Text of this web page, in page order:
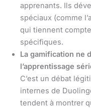
apprenants. Ils
spéciaux (comme
qui tiennent
spécifiques.
La gamification ne
l’apprentissage
C’est un débat
internes de
tendent à montrer